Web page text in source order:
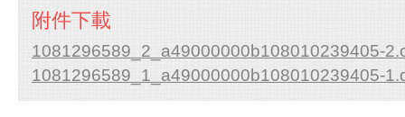
附件下載
1081296589_2_a49000000b108010239405-
1081296589_1_a49000000b108010239405-